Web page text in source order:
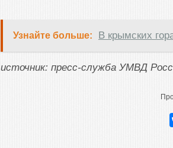
Узнайте больше: В крымских
источник: пресс-служба УМВД